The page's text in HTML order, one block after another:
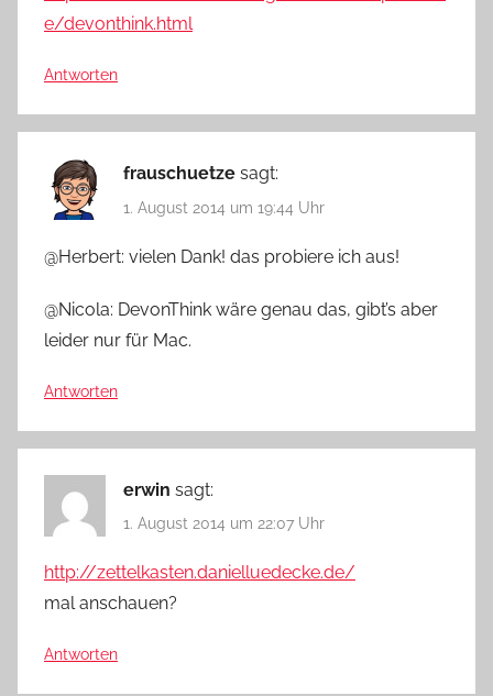
e/devonthink.html
Antworten
frauschuetze sagt:
1. August 2014 um 19:44 Uhr
@Herbert: vielen Dank! das probiere ich aus!
@Nicola: DevonThink wäre genau das, gibt’s aber
leider nur für Mac.
Antworten
erwin sagt:
1. August 2014 um 22:07 Uhr
http://zettelkasten.danielluedecke.de/
mal anschauen?
Antworten